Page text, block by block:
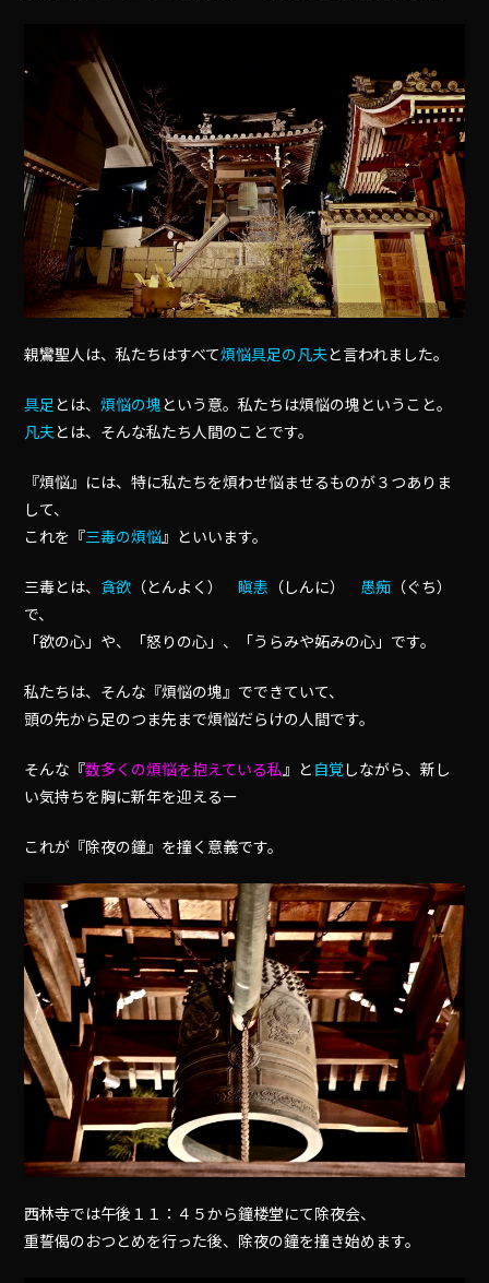
親鸞聖人は、私たちはすべて煩悩具足の凡夫と言われました。
具足 とは、煩悩の塊という意。私たちは煩悩の塊ということ。
凡夫とは、そんな私たち人間のことです。
『煩悩』には、特に私たちを煩わせ悩ませるものが３つありま
して、
これを『三毒の煩悩』といいます。
三毒とは、 貪欲 （とんよく）瞋恚 （しんに） 愚痴 （ぐち）
で、
「欲の心」や、「怒りの心」、「うらみや妬みの心」です。
私たちは、そんな『煩悩の塊』でできていて、
頭の先から足のつま先まで煩悩だらけの人間です。
そんな『数多くの煩悩を抱えている私』と 自覚しながら、新し
い気持ちを胸に新年を迎えるー
これが『除夜の鐘』を撞く意義です。
西林寺では午後１１：４５から鐘楼堂にて除夜会、
重誓偈のおつとめを行った後、除夜の鐘を撞き始めます。